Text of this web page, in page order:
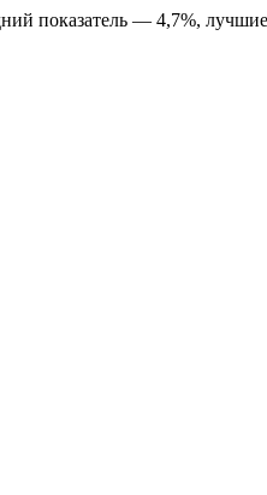
показатель — 4,7%,